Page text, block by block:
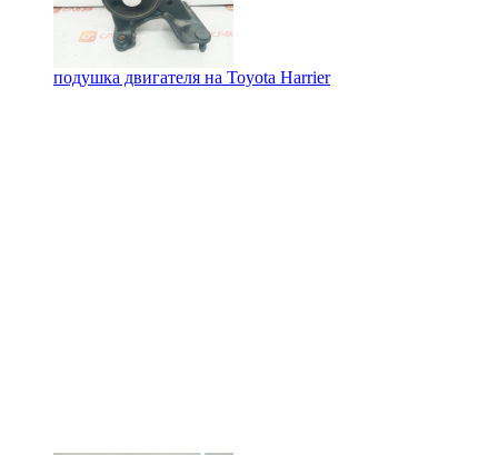
подушка двигателя на Toyota Harrier